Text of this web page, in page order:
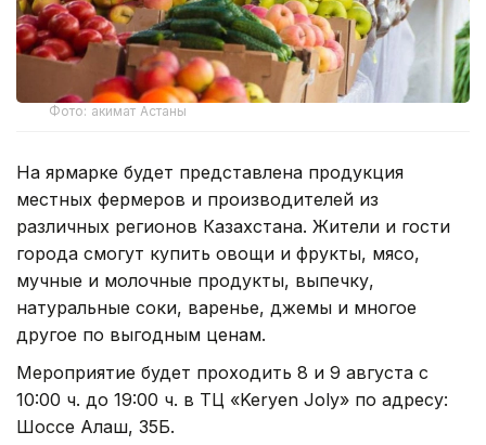
Фото: акимат Астаны
На ярмарке будет представлена продукция
местных фермеров и производителей из
различных регионов Казахстана. Жители и гости
города смогут купить овощи и фрукты, мясо,
мучные и молочные продукты, выпечку,
натуральные соки, варенье, джемы и многое
другое по выгодным ценам.
Мероприятие будет проходить 8 и 9 августа с
10:00 ч. до 19:00 ч. в ТЦ «Keryen Joly» по адресу:
Шоссе Алаш, 35Б.